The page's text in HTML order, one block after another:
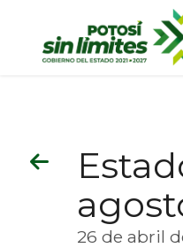
26 de abril